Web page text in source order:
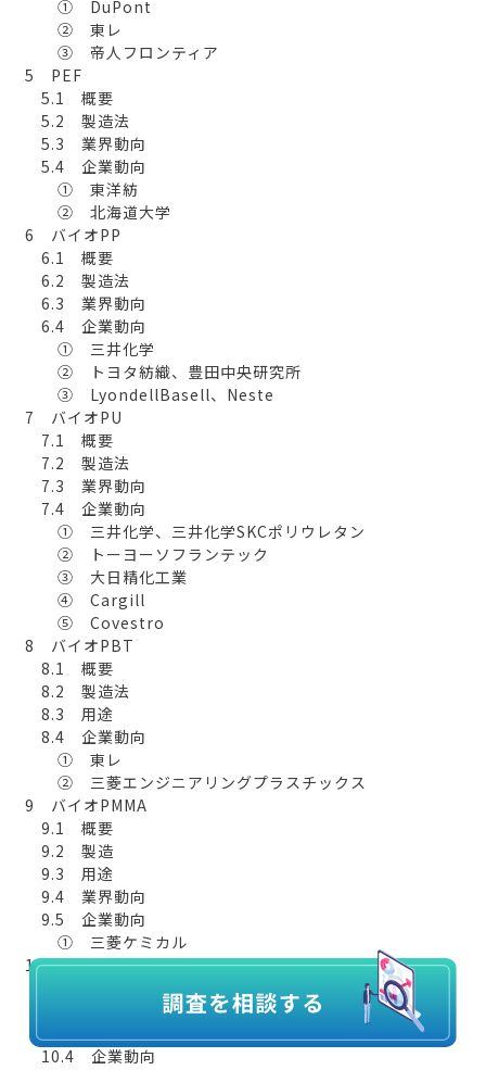
① DuPont
② 東レ
③ 帝人フロンティア
5 PEF
5.1 概要
5.2 製造法
5.3 業界動向
5.4 企業動向
① 東洋紡
② 北海道大学
6 バイオPP
6.1 概要
6.2 製造法
6.3 業界動向
6.4 企業動向
① 三井化学
② トヨタ紡織、豊田中央研究所
③ LyondellBasell、Neste
7 バイオPU
7.1 概要
7.2 製造法
7.3 業界動向
7.4 企業動向
① 三井化学、三井化学SKCポリウレタン
② トーヨーソフランテック
③ 大日精化工業
④ Cargill
⑤ Covestro
8 バイオPBT
8.1 概要
8.2 製造法
8.3 用途
8.4 企業動向
① 東レ
② 三菱エンジニアリングプラスチックス
9 バイオPMMA
9.1 概要
9.2 製造
9.3 用途
9.4 業界動向
9.5 企業動向
① 三菱ケミカル
10 酢酸セルロース
10.3 用途
10.4 企業動向